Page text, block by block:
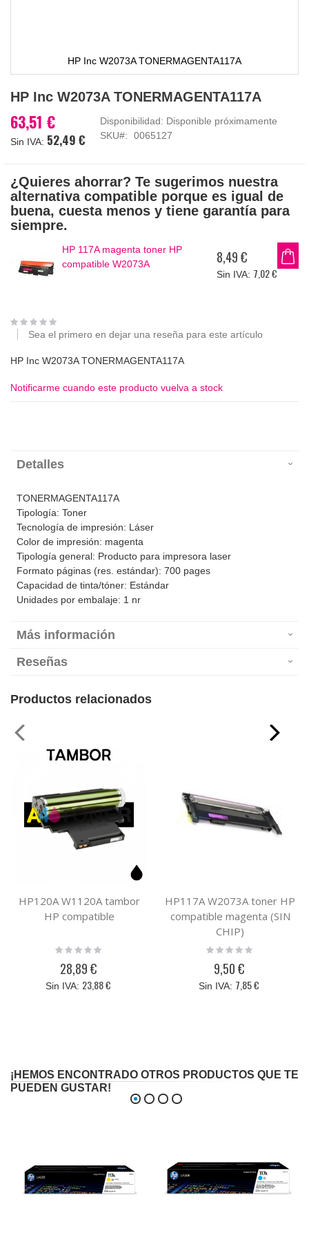
HP Inc W2073A TONERMAGENTA117A
al
de
la
imágenes
HP Inc W2073A TONERMAGENTA117A
63,51 €
52,49 €
Disponibilidad: Disponible próximamente
SKU
0065127
¿Quieres ahorrar? Te sugerimos nuestra
alternativa compatible porque es igual de
buena, cuesta menos y tiene garantía para
siempre.
HP 117A magenta toner HP
compatible W2073A
8,49 €
7,02 €
Sea el primero en dejar una reseña para este artículo
HP Inc W2073A TONERMAGENTA117A
Notificarme cuando este producto vuelva a stock
Detalles
TONERMAGENTA117A
Tipología: Toner
Tecnología de impresión: Láser
Color de impresión: magenta
Tipología general: Producto para impresora laser
Formato páginas (res. estándar): 700 pages
Capacidad de tinta/tóner: Estándar
Unidades por embalaje: 1 nr
Más información
Reseñas
Productos relacionados
HP120A W1120A tambor
HP compatible
Rating:
28,89 €
23,88 €
HP117A W2073A toner HP
compatible magenta (SIN
CHIP)
Rating:
9,50 €
7,85 €
¡HEMOS ENCONTRADO OTROS PRODUCTOS QUE TE
PUEDEN GUSTAR!